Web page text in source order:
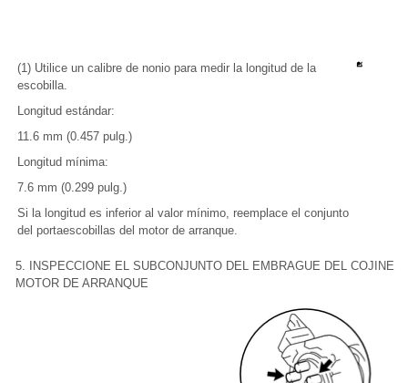
(1) Utilice un calibre de nonio para medir la longitud de la
escobilla.
Longitud estándar:
11.6 mm (0.457 pulg.)
Longitud mínima:
7.6 mm (0.299 pulg.)
Si la longitud es inferior al valor mínimo, reemplace el conjunto
del portaescobillas del motor de arranque.
5. INSPECCIONE EL SUBCONJUNTO DEL EMBRAGUE DEL
MOTOR DE ARRANQUE